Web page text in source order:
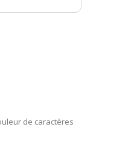
de caractères